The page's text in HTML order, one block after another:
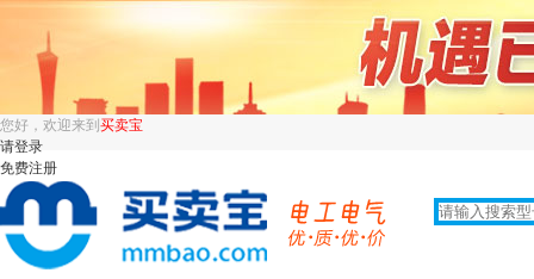
您好，欢迎来到 买卖宝
请登录
免费注册